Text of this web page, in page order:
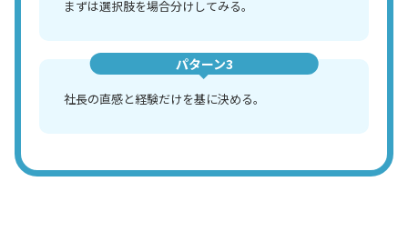
まずは選択肢を場合分けしてみる。
パターン3
社長の直感と経験だけを基に決める。